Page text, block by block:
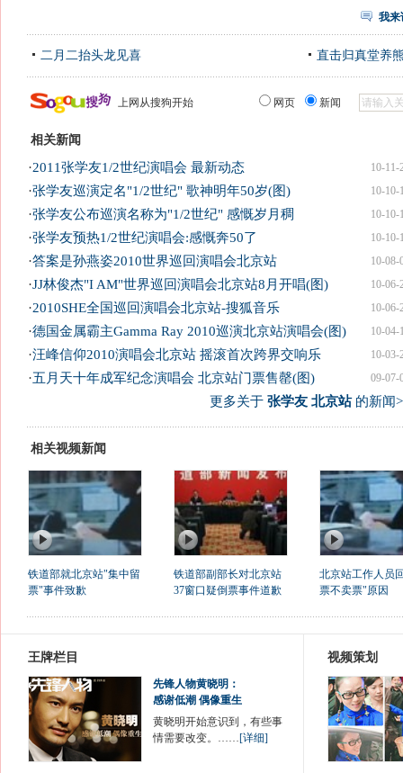
我来
二月二抬头龙见喜 直击归真堂养
上网从搜狗开始 网页 新闻
相关新闻
10-11-
·2011张学友1/2世纪演唱会 最新动态
10-10-
·张学友巡演定名"1/2世纪" 歌神明年50岁(图)
10-10-
·张学友公布巡演名称为"1/2世纪" 感慨岁月稠
10-10-
·张学友预热1/2世纪演唱会:感慨奔50了
10-08-
·答案是孙燕姿2010世界巡回演唱会北京站
10-06-
·JJ林俊杰"I AM"世界巡回演唱会北京站8月开唱(图)
10-06-
·2010SHE全国巡回演唱会北京站-搜狐音乐
10-04-
·德国金属霸主Gamma Ray 2010巡演北京站演唱会(图)
10-03-
·汪峰信仰2010演唱会北京站 摇滚首次跨界交响乐
09-07-
·五月天十年成军纪念演唱会 北京站门票售罄(图)
更多关于 张学友 北京站的新闻
相关视频新闻
铁道部就北京站"集中留
票"事件致歉
铁道部副部长对北京站
37窗口疑倒票事件道歉
北京站工作人员
票不卖票"原因
王牌栏目
先锋人物黄晓明：
感谢低潮 偶像重生
黄晓明开始意识到，有些事
情需要改变。……[详细]
视频策划